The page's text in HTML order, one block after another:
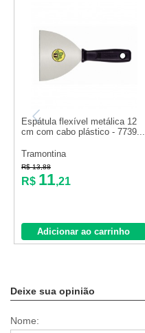
Espátula flexível metálica 12
cm com cabo plástico - 7739...
Tramontina
R$ 13,88
R$ 11,21
Adicionar ao carrinho
Deixe sua opinião
Nome: